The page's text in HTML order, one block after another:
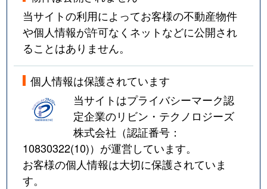
当サイトの利用によってお客様の不動産物件
や個人情報が許可なくネットなどに公開され
ることはありません。
個人情報は保護されています
当サイトはプライバシーマーク認
定企業のリビン・テクノロジーズ
株式会社（認証番号：
10830322(10)）が運営しています。
お客様の個人情報は大切に保護されていま
す。